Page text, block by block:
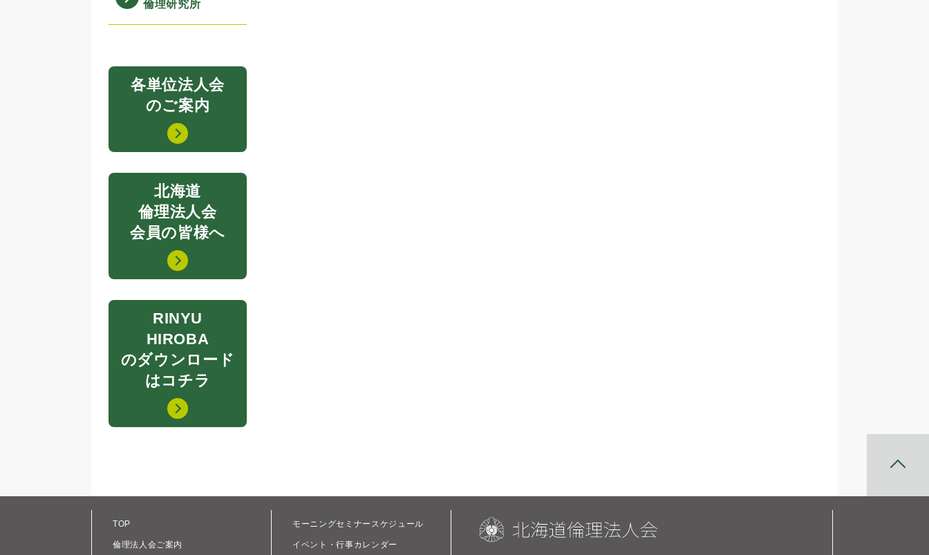
倫理研究所
各単位法人会
のご案内
北海道
倫理法人会
会員の皆様へ
RINYU
HIROBA
のダウンロード
はコチラ
TOP
倫理法人会ご案内
モーニングセミナースケジュール
イベント・行事カレンダー